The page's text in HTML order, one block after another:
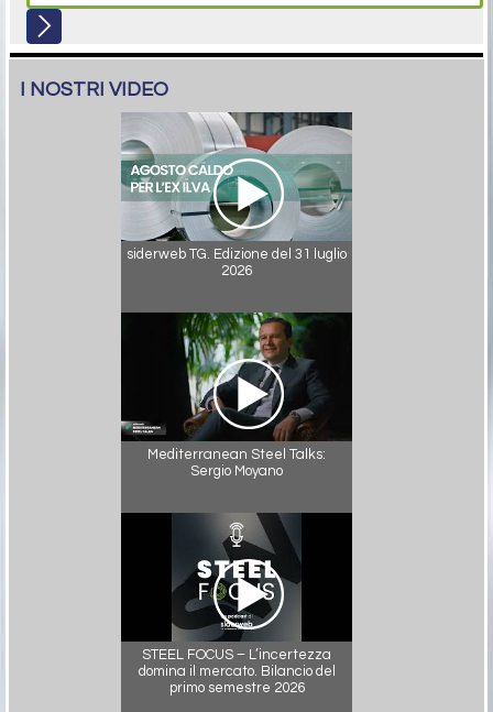
I NOSTRI VIDEO
siderweb TG. Edizione del 31 luglio
2026
Mediterranean Steel Talks:
Sergio Moyano
STEEL FOCUS – L’incertezza
domina il mercato. Bilancio del
primo semestre 2026